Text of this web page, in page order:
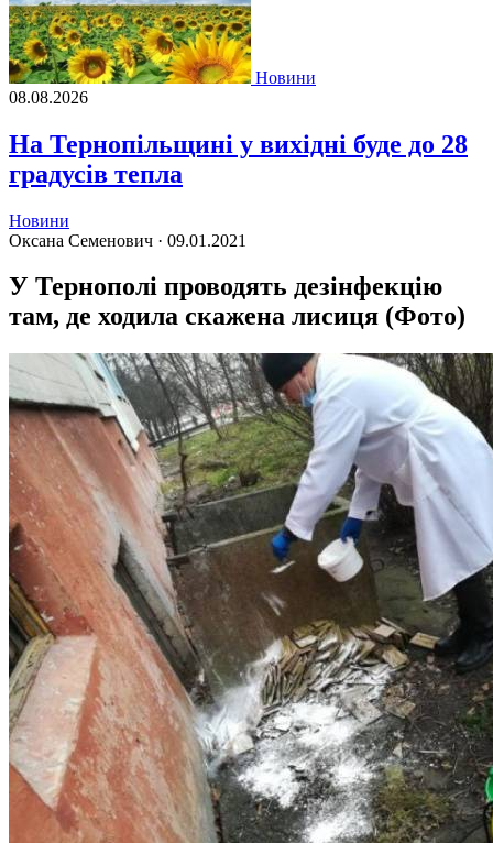
Новини
08.08.2026
На Тернопільщині у вихідні буде до 28
градусів тепла
Новини
Оксана Семенович · 09.01.2021
У Тернополі проводять дезінфекцію
там, де ходила скажена лисиця (Фото)